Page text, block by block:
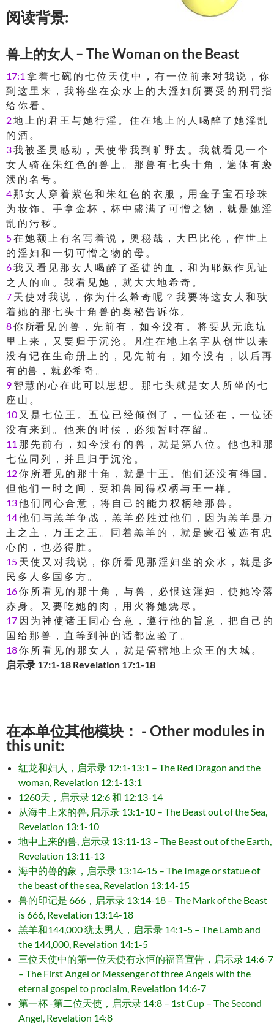
阅读背景:
兽上的女人 – The Woman on the Beast
17:1 拿 着 七 碗 的 七 位 天 使 中 ， 有 一 位 前 来 对 我 说 ， 你
到 这 里 来 ， 我 将 坐 在 众 水 上 的 大 淫 妇 所 要 受 的 刑 罚 指
给 你 看 。
2地 上 的 君 王 与 她 行 淫 。 住 在 地 上 的 人 喝 醉 了 她 淫 乱
的 酒 。
3我 被 圣 灵 感 动 ， 天 使 带 我 到 旷 野 去 。 我 就 看 见 一 个
女 人 骑 在 朱 红 色 的 兽 上 。 那 兽 有 七 头 十 角 ， 遍 体 有 亵
渎 的 名 号 。
4那 女 人 穿 着 紫 色 和 朱 红 色 的 衣 服 ， 用 金 子 宝 石 珍 珠
为 妆 饰 。 手 拿 金 杯 ， 杯 中 盛 满 了 可 憎 之 物 ， 就 是 她 淫
乱 的 污 秽 。
5在 她 额 上 有 名 写 着 说 ， 奥 秘 哉 ， 大 巴 比 伦 ， 作 世 上
的 淫 妇 和 一 切 可 憎 之 物 的 母 。
6我 又 看 见 那 女 人 喝 醉 了 圣 徒 的 血 ， 和 为 耶 稣 作 见 证
之 人 的 血 。 我 看 见 她 ， 就 大 大 地 希 奇 。
7 天 使 对 我 说 ， 你 为 什 么 希 奇 呢 ？ 我 要 将 这 女 人 和 驮
着 她 的 那 七 头 十 角 兽 的 奥 秘 告 诉 你 。
8你 所看 见 的 兽 ， 先 前 有 ， 如 今 没 有 。 将 要 从 无 底 坑
里 上 来 ， 又 要 归 于 沉 沦 。 凡住 在 地 上名 字 从 创 世 以 来
没 有 记 在 生 命 册 上 的 ， 见 先 前 有 ， 如 今 没 有 ， 以 后 再
有 的兽 ， 就 必希 奇 。
9 智 慧 的 心 在 此 可 以 思 想 。 那 七 头 就 是 女 人 所 坐 的 七
座 山 。
10 又 是 七 位 王 。 五 位 已 经 倾 倒 了 ， 一 位 还 在 ， 一 位 还
没 有 来 到 。 他 来 的 时 候 ， 必 须 暂 时 存 留 。
11 那 先 前 有 ， 如 今 没 有 的 兽 ， 就 是 第 八 位 。 他 也 和 那
七 位 同 列 ， 并 且 归 于 沉 沦 。
12你 所 看 见 的 那 十 角 ， 就 是 十 王 。 他 们 还 没 有 得 国 。
但 他 们 一 时 之 间 ， 要 和 兽 同 得 权 柄 与 王 一 样 。
13他 们 同 心 合 意 ， 将 自 己 的 能 力 权 柄 给 那 兽 。
14他 们 与 羔 羊 争 战 ， 羔 羊 必 胜 过 他 们 ， 因 为 羔 羊 是 万
主 之 主 ， 万 王 之 王 。 同 着 羔 羊 的 ， 就 是 蒙 召 被 选 有 忠
心 的 ， 也 必 得 胜 。
15 天 使 又 对 我 说 ， 你 所 看 见 那 淫 妇 坐 的 众 水 ， 就 是 多
民 多 人 多 国 多 方 。
16你 所 看 见 的 那 十 角 ， 与 兽 ， 必 恨 这 淫 妇 ， 使 她 冷 落
赤 身 。 又 要 吃 她 的 肉 ， 用 火 将 她 烧 尽 。
17 因 为 神 使 诸 王 同 心 合 意 ， 遵 行 他 的 旨 意 ， 把 自 己 的
国 给 那 兽 ， 直 等 到 神 的 话 都 应 验 了 。
18你 所 看 见 的 那 女 人 ， 就 是 管 辖 地 上 众 王 的 大 城 。
启示录 17:1-18 Revelation 17:1-18
在本单位其他模块： - Other modules in
this unit:
红龙和妇人，启示录 12:1-13:1 – The Red Dragon and the
woman, Revelation 12:1-13:1
1260天，启示录 12:6 和 12:13-14
从海中上来的兽, 启示录 13:1-10 – The Beast out of the Sea,
Revelation 13:1-10
地中上来的兽, 启示录 13:11-13 – The Beast out of the Earth,
Revelation 13:11-13
海中的兽的象，启示录 13:14-15 – The Image or statue of
the beast of the sea, Revelation 13:14-15
兽的印记是 666，启示录 13:14-18 – The Mark of the Beast
is 666, Revelation 13:14-18
羔羊和144,000 犹太男人，启示录 14:1-5 – The Lamb and
the 144,000, Revelation 14:1-5
三位天使中的第一位天使有永恒的福音宣告，启示录 14:6-7
– The First Angel or Messenger of three Angels with the
eternal gospel to proclaim, Revelation 14:6-7
第一杯 -第二位天使，启示录 14:8 – 1st Cup – The Second
Angel, Revelation 14:8